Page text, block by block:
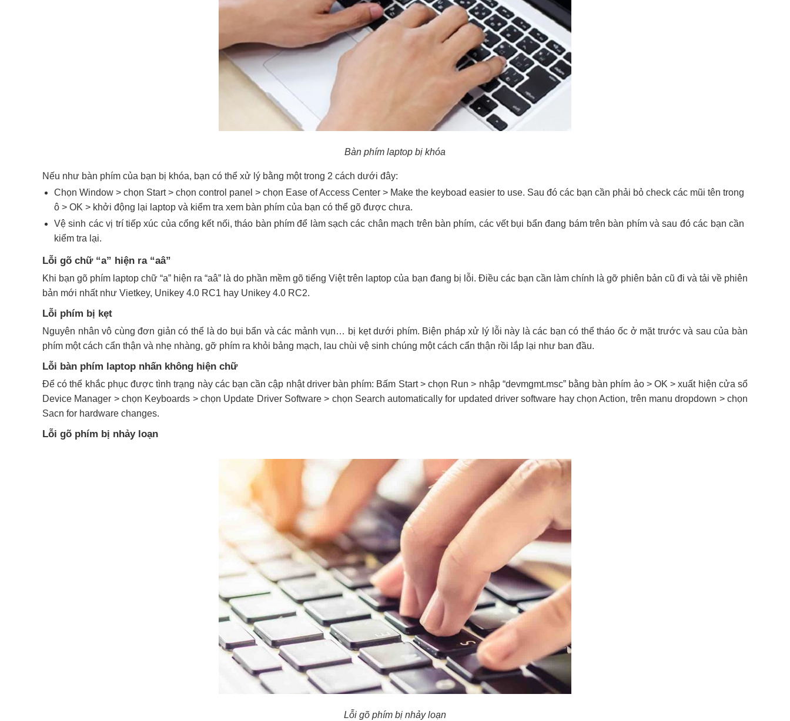
Bàn phím laptop bị khóa
Nếu như bàn phím của bạn bị khóa, bạn có thể xử lý bằng một trong 2 cách dưới đây:
Chọn Window > chọn Start > chọn control panel > chọn Ease of Access Center > Make the keyboad easier to use. Sau đó các bạn cần phải bỏ check các mũi tên trong
ô > OK > khởi động lại laptop và kiểm tra xem bàn phím của bạn có thể gõ được chưa.
Vệ sinh các vị trí tiếp xúc của cổng kết nối, tháo bàn phím để làm sạch các chân mạch trên bàn phím, các vết bụi bẩn đang bám trên bàn phím và sau đó các bạn cần
kiểm tra lại.
Lỗi gõ chữ “a” hiện ra “aâ”
Khi bạn gõ phím laptop chữ “a” hiện ra “aâ” là do phần mềm gõ tiếng Việt trên laptop của bạn đang bị lỗi. Điều các bạn cần làm chính là gỡ phiên bản cũ đi và tải về phiên
bản mới nhất như Vietkey, Unikey 4.0 RC1 hay Unikey 4.0 RC2.
Lỗi phím bị kẹt
Nguyên nhân vô cùng đơn giản có thể là do bụi bẩn và các mảnh vụn… bị kẹt dưới phím. Biện pháp xử lý lỗi này là các bạn có thể tháo ốc ở mặt trước và sau của bàn
phím một cách cẩn thận và nhẹ nhàng, gỡ phím ra khỏi bảng mạch, lau chùi vệ sinh chúng một cách cẩn thận rồi lắp lại như ban đầu.
Lỗi bàn phím laptop nhấn không hiện chữ
Để có thể khắc phục được tình trạng này các bạn cần cập nhật driver bàn phím: Bấm Start > chọn Run > nhập “devmgmt.msc” bằng bàn phím ảo > OK > xuất hiện cửa sổ
Device Manager > chọn Keyboards > chọn Update Driver Software > chọn Search automatically for updated driver software hay chọn Action, trên manu dropdown > chọn
Sacn for hardware changes.
Lỗi gõ phím bị nhảy loạn
Lỗi gõ phím bị nhảy loạn